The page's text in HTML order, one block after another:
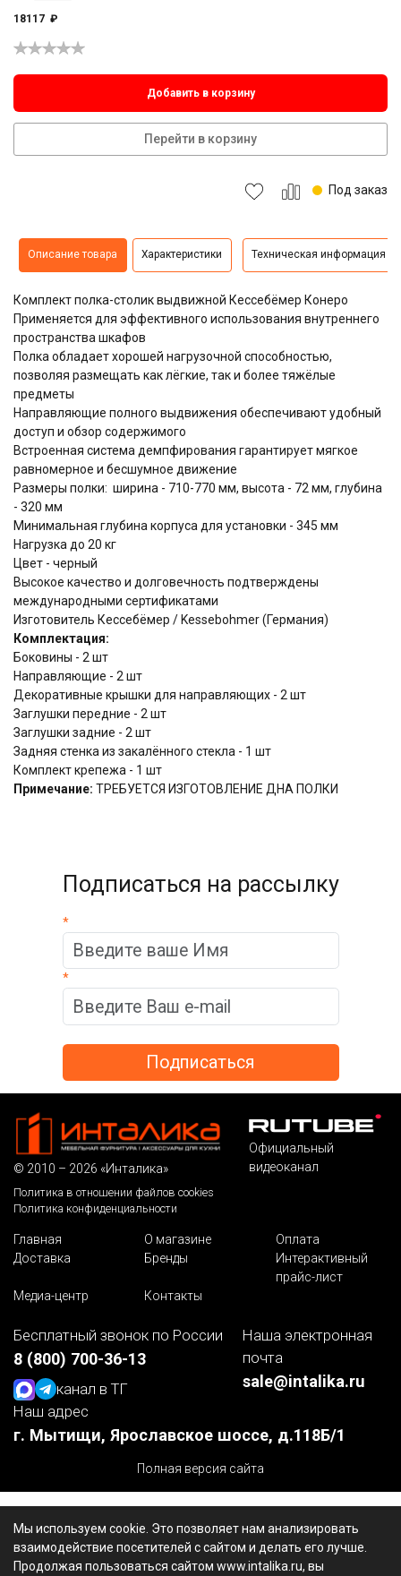
18117 ₽
Добавить в корзину
Перейти в корзину
Под заказ
Описание товара Характеристики Техническая информация
Комплект полка-столик выдвижной Кессебёмер Конеро
Применяется для эффективного использования внутреннего
пространства шкафов
Полка обладает хорошей нагрузочной способностью,
позволяя размещать как лёгкие, так и более тяжёлые
предметы
Направляющие полного выдвижения обеспечивают удобный
доступ и обзор содержимого
Встроенная система демпфирования гарантирует мягкое
равномерное и бесшумное движение
Размеры полки: ширина - 710-770 мм, высота - 72 мм, глубина
- 320 мм
Минимальная глубина корпуса для установки - 345 мм
Нагрузка до 20 кг
Цвет - черный
Высокое качество и долговечность подтверждены
международными сертификатами
Изготовитель Кессебёмер / Kessebohmer (Германия)
Комплектация:
Боковины - 2 шт
Направляющие - 2 шт
Декоративные крышки для направляющих - 2 шт
Заглушки передние - 2 шт
Заглушки задние - 2 шт
Задняя стенка из закалённого стекла - 1 шт
Комплект крепежа - 1 шт
Примечание: ТРЕБУЕТСЯ ИЗГОТОВЛЕНИЕ ДНА ПОЛКИ
Подписаться на рассылку
*
*
Мы используем cookie. Это позволяет нам анализировать
взаимодействие посетителей с сайтом и делать его лучше.
Продолжая пользоваться сайтом www.intalika.ru, вы
© 2010 – 2026 «Инталика»
Политика в отношении файлов cookies
Политика конфиденциальности
Официальный
видеоканал
Главная О магазине
Оплата
Доставка
Бренды
Интерактивный
прайс-лист
Медиа-центр
Контакты
Бесплатный звонок по России
8 (800) 700-36-13
канал в ТГ
Наша электронная
почта
sale@intalika.ru
Наш адрес
г. Мытищи, Ярославское шоссе, д.118Б/1
Полная версия сайта